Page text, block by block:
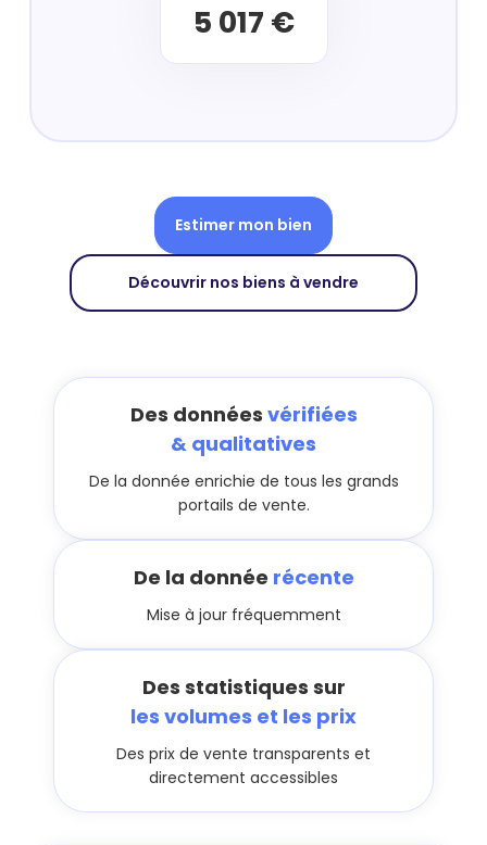
5 017 €
Estimer mon bien
Découvrir nos biens à vendre
Des données vérifiées
& qualitatives
De la donnée enrichie de tous les grands
portails de vente.
De la donnée récente
Mise à jour fréquemment
Des statistiques sur
les volumes et les prix
Des prix de vente transparents et
directement accessibles